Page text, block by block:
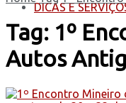
DICAS E
Tag: 1º
Autos